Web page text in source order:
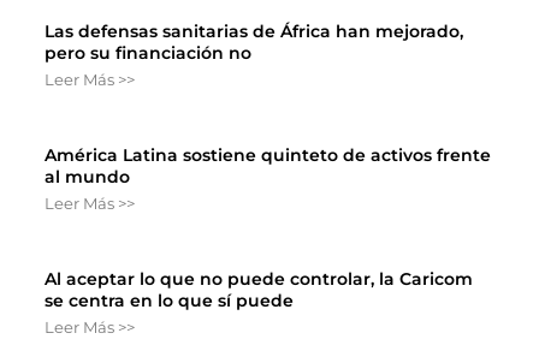
Las defensas sanitarias de África han mejorado,
pero su financiación no
Leer Más >>
América Latina sostiene quinteto de activos frente
al mundo
Leer Más >>
Al aceptar lo que no puede controlar, la Caricom
se centra en lo que sí puede
Leer Más >>